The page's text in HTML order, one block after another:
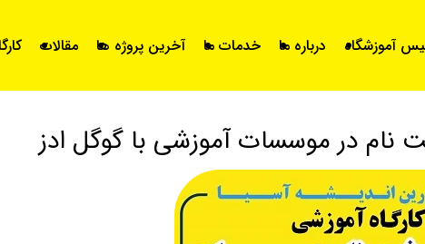
آموزشگاه درباره ما خدمات ما آخرین پروژه ها مقالات
نام در موسسات آموزشی با گوگل ادز